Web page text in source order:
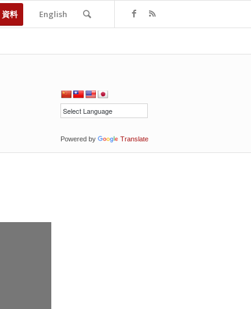
資料 English
Powered by Translate